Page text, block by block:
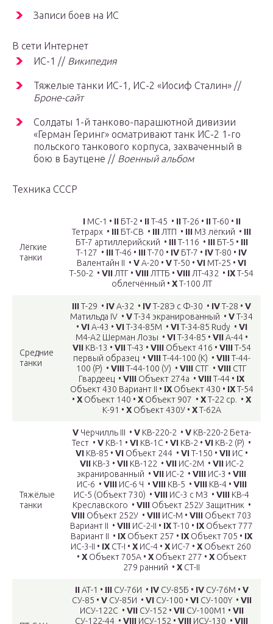
Записи боев на ИС
В сети Интернет
ИС-1 // Википедия
Тяжелые танки ИС-1, ИС-2 «Иосиф Сталин» //
Броне-сайт
Солдаты 1-й танково-парашютной дивизии
«Герман Геринг» осматривают танк ИС-2 1-го
польского танкового корпуса, захваченный в
бою в Баутцене // Военный альбом
Техника СССР
Лёгкие
танки
IМС-1 • IIБТ-2 • IIТ-45 • IIТ-26 • IIТ-60 • II
Тетрарх • III БТ-СВ • III ЛТП • III М3 лёгкий • III
БТ-7 артиллерийский • IIIТ-116 • IIIБТ-5 • III
Т-127 • IIIТ-46 • IIIТ-70 • IV БТ-7 • IVТ-80 • IV
Валентайн II • VА-20 • VТ-50 • VI МТ-25 • VI
Т-50-2 • VII ЛТГ • VIII ЛТТБ • VIII ЛТ-432 • IXТ-54
облегчённый • XТ-100 ЛТ
Средние
танки
IIIТ-29 • IVА-32 • IVТ-28Э с Ф-30 • IVТ-28 • V
Матильда IV • VТ-34 экранированный • VТ-34
• VIА-43 • VIТ-34-85М • VIТ-34-85 Rudy • VI
М4-А2 Шерман Лозы • VIТ-34-85 • VIIА-44 •
VIIКВ-13 • VIIТ-43 • VIIIОбъект 416 • VIIIТ-54
первый образец • VIIIТ-44-100 (К) • VIIIТ-44-
100 (Р) • VIIIТ-44-100 (У) • VIII СТГ • VIII СТГ
Гвардеец • VIII Объект 274а • VIIIТ-44 • IX
Объект 430 Вариант II • IXОбъект 430 • IXТ-54
• X Объект 140 • X Объект 907 • XТ-22 ср. • X
К-91 • XОбъект 430У • XТ-62А
Тяжёлые
танки
VЧерчилль III • VКВ-220-2 • VКВ-220-2 Бета-
Тест • V КВ-1 • VI КВ-1С • VI КВ-2 • VI КВ-2 (Р) •
VIКВ-85 • VIОбъект 244 • VIТ-150 • VIIИС •
VIIКВ-3 • VIIКВ-122 • VIIИС-2М • VIIИС-2
экранированный • VII ИС-2 • VIII ИС-3 • VIII
ИС-6 • VIIIИС-6 Ч • VIIIКВ-5 • VIIIКВ-4 • VIII
ИС-5 (Объект 730) • VIII ИС-3 с МЗ • VIII КВ-4
Креславского • VIIIОбъект 252У Защитник •
VIII Объект 252У • VIII ИС-М • VIII Объект 703
Вариант II • VIII ИС-2-II • IXТ-10 • IX Объект 777
Вариант II • IX Объект 257 • IX Объект 705 • IX
ИС-3-II • IXСТ-I • XИС-4 • XИС-7 • XОбъект 260
• XОбъект 705А • XОбъект 277 • XОбъект
279 ранний • X СТ-II
IIАТ-1 • IIIСУ-76И • IVСУ-85Б • IVСУ-76М • V
СУ-85 • VСУ-85И • VIСУ-100 • VIСУ-100Y • VII
ИСУ-122С • VIIСУ-152 • VIIСУ-100М1 • VII
СУ-122-44 • VIII ИСУ-152 • VIII ИСУ-130 • VIII